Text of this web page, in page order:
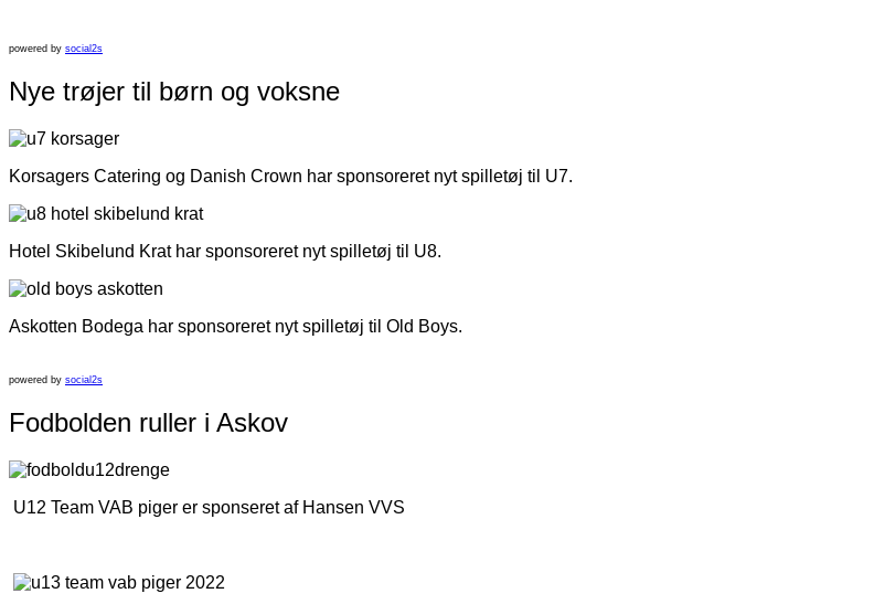
powered by social2s
Nye trøjer til børn og voksne
Korsagers Catering og Danish Crown har sponsoreret nyt spilletøj til U7.
Hotel Skibelund Krat har sponsoreret nyt spilletøj til U8.
Askotten Bodega har sponsoreret nyt spilletøj til Old Boys.
powered by social2s
Fodbolden ruller i Askov
U12 Team VAB piger er sponseret af Hansen VVS